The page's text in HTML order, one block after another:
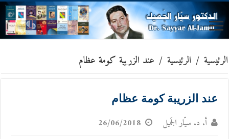
الرئيسية / الرئيسية / عند الزريبة كومة عظام
عند الزريبة كومة عظام
أ. د. سيّار الجَميل 26/06/2018